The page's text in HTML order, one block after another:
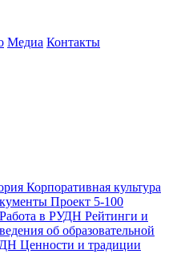
Медиа Контакты
Корпоративная культура
Проект 5-100
Работа в РУДН Рейтинги и
об образовательной
Ценности и традиции